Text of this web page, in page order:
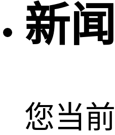
新
您当